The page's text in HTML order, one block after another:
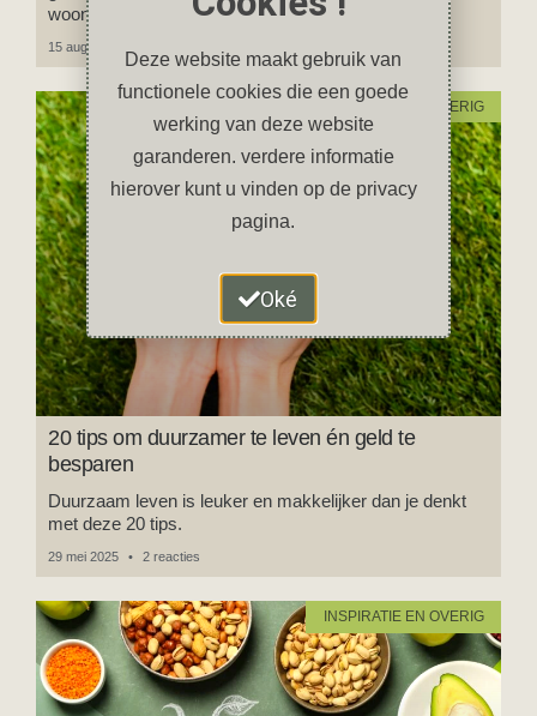
wooncomfort te verhogen.
15 augustus 2025
INSPIRATIE EN OVERIG
20 tips om duurzamer te leven én geld te
besparen
Duurzaam leven is leuker en makkelijker dan je denkt
met deze 20 tips.
29 mei 2025 2 reacties
INSPIRATIE EN OVERIG
Deze website maakt gebruik van
functionele cookies die een goede
werking van deze website
garanderen. verdere informatie
hierover kunt u vinden op de privacy
pagina.
Oké